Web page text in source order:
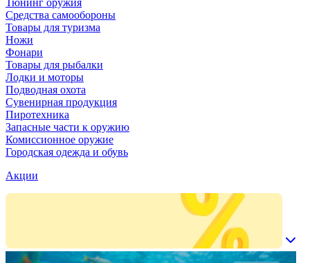
Тюнинг оружия
Средства самообороны
Товары для туризма
Ножи
Фонари
Товары для рыбалки
Лодки и моторы
Подводная охота
Сувенирная продукция
Пиротехника
Запасные части к оружию
Комиссионное оружие
Городская одежда и обувь
Акции